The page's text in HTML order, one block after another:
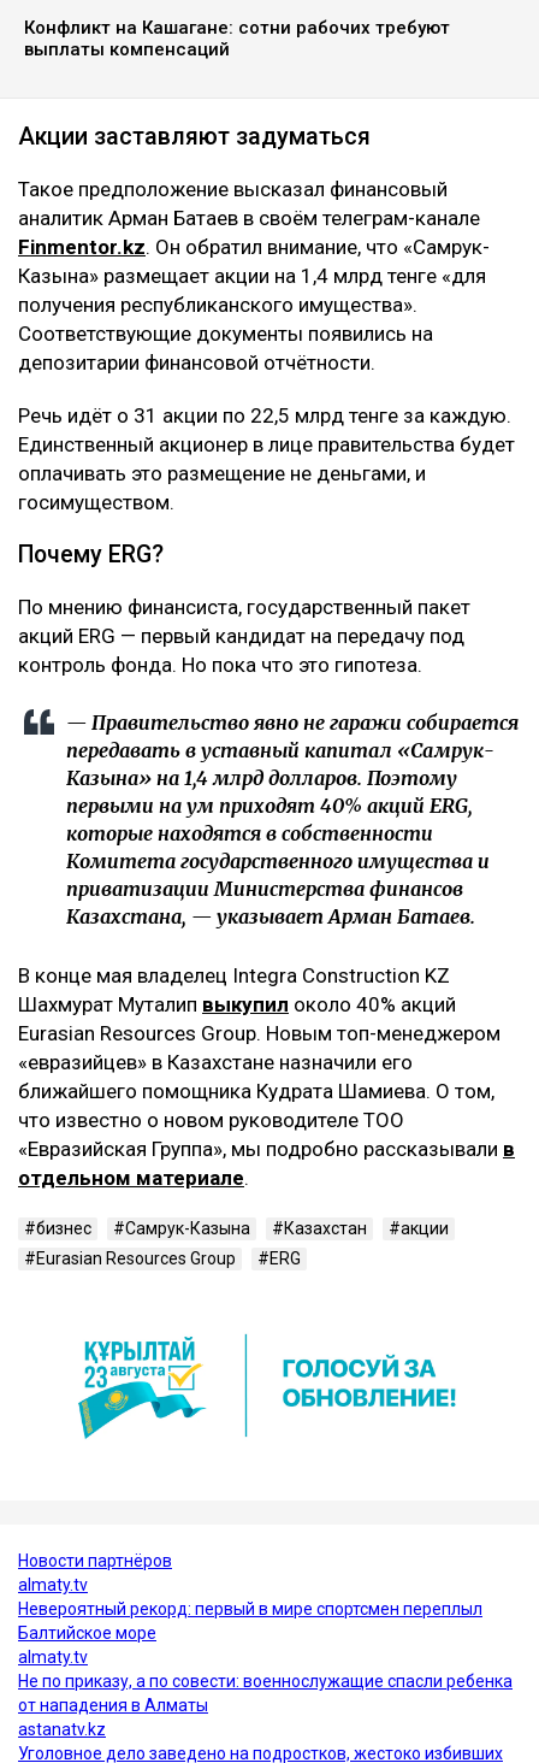
Конфликт на Кашагане: сотни рабочих требуют
выплаты компенсаций
Акции заставляют задуматься
Такое предположение высказал финансовый
аналитик Арман Батаев в своём телеграм-канале
Finmentor.kz. Он обратил внимание, что «Самрук-
Казына» размещает акции на 1,4 млрд тенге «для
получения республиканского имущества».
Соответствующие документы появились на
депозитарии финансовой отчётности.
Речь идёт о 31 акции по 22,5 млрд тенге за каждую.
Единственный акционер в лице правительства будет
оплачивать это размещение не деньгами, и
госимуществом.
Почему ERG?
По мнению финансиста, государственный пакет
акций ERG — первый кандидат на передачу под
контроль фонда. Но пока что это гипотеза.
— Правительство явно не гаражи собирается
передавать в уставный капитал «Самрук-
Казына» на 1,4 млрд долларов. Поэтому
первыми на ум приходят 40% акций ERG,
которые находятся в собственности
Комитета государственного имущества и
приватизации Министерства финансов
Казахстана, — указывает Арман Батаев.
В конце мая владелец Integra Construction KZ
Шахмурат Муталип выкупил около 40% акций
Eurasian Resources Group. Новым топ-менеджером
«евразийцев» в Казахстане назначили его
ближайшего помощника Кудрата Шамиева. О том,
что известно о новом руководителе ТОО
«Евразийская Группа», мы подробно рассказывали в
отдельном материале.
бизнес Самрук-Казына Казахстан
акции
Eurasian Resources Group
ERG